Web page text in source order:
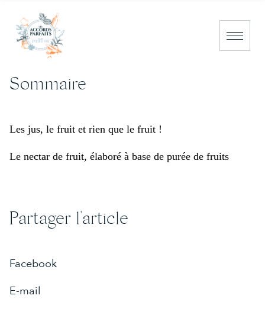
NOS BOUTIQUES
NOS CONSEILS
Sommaire
Les jus, le fruit et rien que le fruit !
Le nectar de fruit, élaboré à base de purée de fruits
Partager l'article
Facebook
E-mail